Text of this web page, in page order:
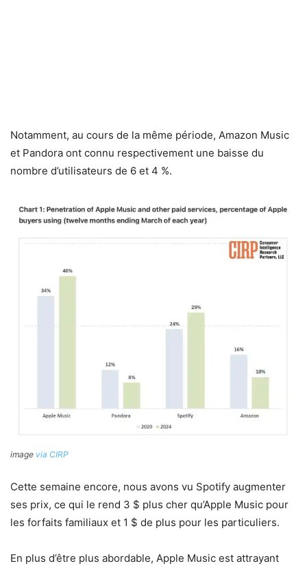
Notamment, au cours de la même période, Amazon Music
et Pandora ont connu respectivement une baisse du
nombre d’utilisateurs de 6 et 4 %.
image via CIRP
Cette semaine encore, nous avons vu Spotify augmenter
ses prix, ce qui le rend 3 $ plus cher qu’Apple Music pour
les forfaits familiaux et 1 $ de plus pour les particuliers.
En plus d’être plus abordable, Apple Music est attrayant